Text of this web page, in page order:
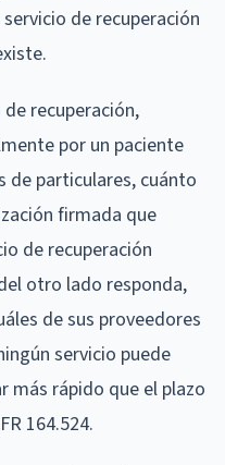
de recuperación
recuperación,
por un paciente
de particulares, cuánto
firmada que
de recuperación
otro lado responda,
de sus proveedores
servicio puede
más rápido que el plazo
164.524.